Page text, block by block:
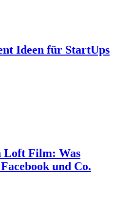
Ideen für StartUps
Loft Film: Was
und Co.